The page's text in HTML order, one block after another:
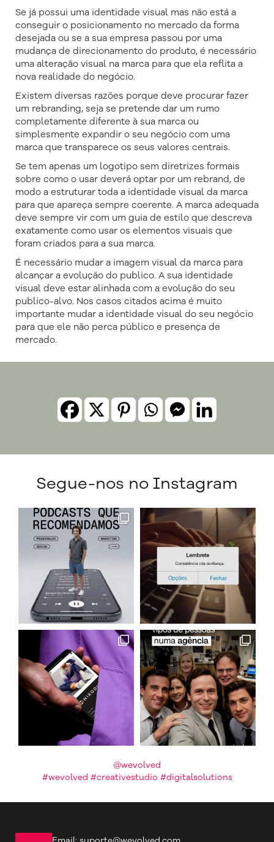
Se já possui uma identidade visual mas não está a
conseguir o posicionamento no mercado da forma
desejada ou se a sua empresa passou por uma
mudança de direcionamento do produto, é necessário
uma alteração visual na marca para que ela reflita a
nova realidade do negócio.
Existem diversas razões porque deve procurar fazer
um rebranding, seja se pretende dar um rumo
completamente diferente à sua marca ou
simplesmente expandir o seu negócio com uma
marca que transparece os seus valores centrais.
Se tem apenas um logotipo sem diretrizes formais
sobre como o usar deverá optar por um rebrand, de
modo a estruturar toda a identidade visual da marca
para que apareça sempre coerente. A marca adequada
deve sempre vir com um guia de estilo que descreva
exatamente como usar os elementos visuais que
foram criados para a sua marca.
É necessário mudar a imagem visual da marca para
alcançar a evolução do publico. A sua identidade
visual deve estar alinhada com a evolução do seu
publico-alvo. Nos casos citados acima é muito
importante mudar a identidade visual do seu negócio
para que ele não perca público e presença de
mercado.
Segue-nos no Instagram
@wevolved
#wevolved #creativestudio #digitalsolutions